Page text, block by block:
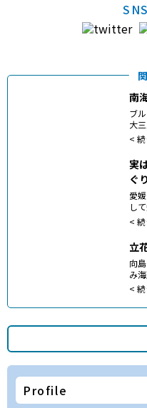
南
ブ
大
<
実
ぐ
愛
し
<
立
向
み
<
Profile